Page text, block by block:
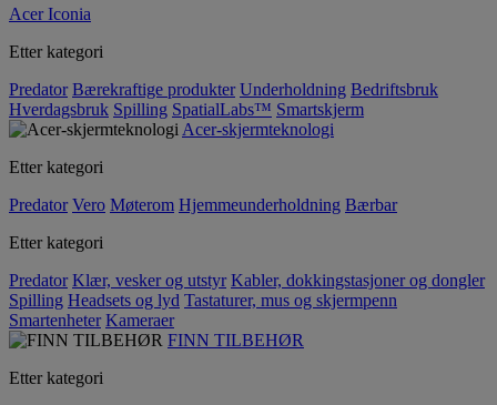
Acer Iconia
Etter kategori
Predator Bærekraftige produkter Underholdning Bedriftsbruk
Hverdagsbruk Spilling SpatialLabs™ Smartskjerm
Acer-skjermteknologi
Etter kategori
Predator Vero Møterom Hjemmeunderholdning Bærbar
Etter kategori
Predator Klær, vesker og utstyr Kabler, dokkingstasjoner og dongler
Spilling Headsets og lyd Tastaturer, mus og skjermpenn
Smartenheter Kameraer
FINN TILBEHØR
Etter kategori